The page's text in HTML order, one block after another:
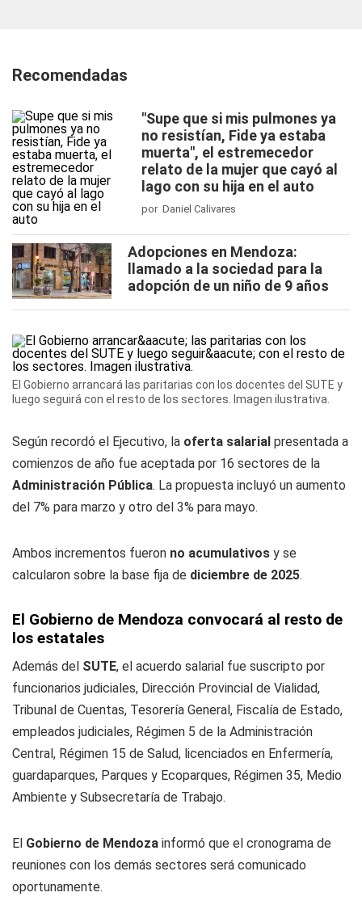
Recomendadas
"Supe que si mis pulmones ya
no resistían, Fide ya estaba
muerta", el estremecedor
relato de la mujer que cayó al
lago con su hija en el auto
por Daniel Calivares
Adopciones en Mendoza:
llamado a la sociedad para la
adopción de un niño de 9 años
El Gobierno arrancará las paritarias con los docentes del SUTE y
luego seguirá con el resto de los sectores. Imagen ilustrativa.
Según recordó el Ejecutivo, la oferta salarial presentada a
comienzos de año fue aceptada por 16 sectores de la
Administración Pública. La propuesta incluyó un aumento
del 7% para marzo y otro del 3% para mayo.
Ambos incrementos fueron no acumulativos y se
calcularon sobre la base fija de diciembre de 2025.
El Gobierno de Mendoza convocará al resto de
los estatales
Además del SUTE, el acuerdo salarial fue suscripto por
funcionarios judiciales, Dirección Provincial de Vialidad,
Tribunal de Cuentas, Tesorería General, Fiscalía de Estado,
empleados judiciales, Régimen 5 de la Administración
Central, Régimen 15 de Salud, licenciados en Enfermería,
guardaparques, Parques y Ecoparques, Régimen 35, Medio
Ambiente y Subsecretaría de Trabajo.
El Gobierno de Mendoza informó que el cronograma de
reuniones con los demás sectores será comunicado
oportunamente.